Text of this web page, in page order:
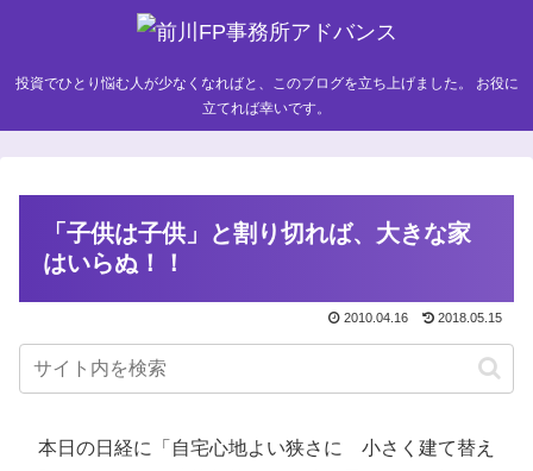
投資でひとり悩む人が少なくなればと、このブログを立ち上げました。 お役に
立てれば幸いです。
「子供は子供」と割り切れば、大きな家
はいらぬ！！
2010.04.16 2018.05.15
本日の日経に「自宅心地よい狭さに 小さく建て替え